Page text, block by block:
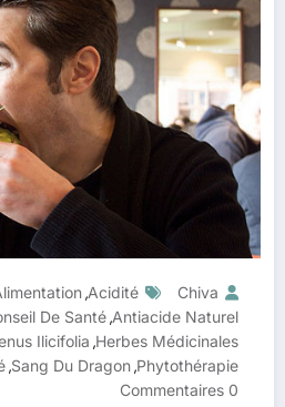
Chiva
Acidité
,
Antiacide Naturel
,
De Santé
Herbes Médicinales
,
Ilicifolia
Phytothérapie
,
Sang Du Dragon
,
0 Commentaires